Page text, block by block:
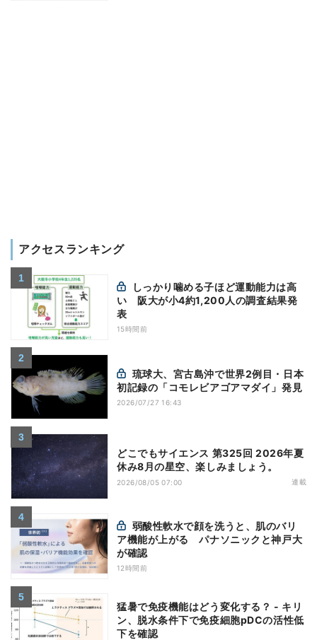
アクセスランキング
い 阪大が小4約1,200人の調査結果発
表
15時間前
初記録の「コモレビアゴアマダイ」発見
2026/07/27 16:43
どこでもサイエンス 第325回 2026年夏
休み8月の星空、楽しみましょう。
2026/08/05 07:00 連載
ア機能が上がる パナソニックと神戸大
が確認
12時間前
猛暑で免疫機能はどう変化する？ - キリ
ン、脱水条件下で免疫細胞pDCの活性低
下を確認